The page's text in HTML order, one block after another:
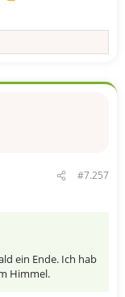
#7.257
ein Ende. Ich hab
Himmel.